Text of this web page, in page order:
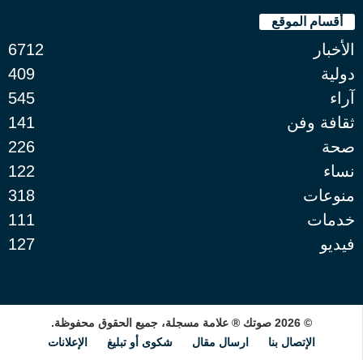
أقسام الموقع
الأخبار
6712
دولية
409
آراء
545
ثقافة وفن
141
صحة
226
نساء
122
منوعات
318
خدمات
111
فيديو
127
© 2026 صوتك ® علامة مسجلة، جميع الحقوق محفوظة.
الإتصال بنا
ارسال مقال شكوى أو تبليغ الإعلانات